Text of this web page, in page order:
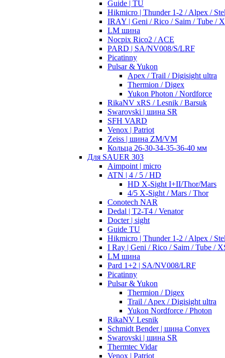
Guide | TU
Hikmicro | Thunder 1-2 / Alpex /
IRAY | Geni / Rico / Saim / Tube /
LM шина
Nocpix Rico2 / ACE
PARD | SA/NV008/S/LRF
Picatinny
Pulsar & Yukon
Apex / Trail / Digisight ultra
Thermion / Digex
Yukon Photon / Nordforce
RikaNV xRS / Lesnik / Barsuk
Swarovski | шина SR
SFH VARD
Venox | Patriot
Zeiss | шина ZM/VM
Кольца 26-30-34-35-36-40 мм
Для SAUER 303
Aimpoint | micro
ATN | 4 / 5 / HD
HD X-Sight I+II/Thor/Mars
4/5 X-Sight / Mars / Thor
Conotech NAR
Dedal | T2-T4 / Venator
Docter | sight
Guide TU
Hikmicro | Thunder 1-2 / Alpex /
I Ray | Geni / Rico / Saim / Tube /
LM шина
Pard 1+2 | SA/NV008/LRF
Picatinny
Pulsar & Yukon
Thermion / Digex
Trail / Apex / Digisight ultra
Yukon Nordforce / Photon
RikaNV Lesnik
Schmidt Bender | шина Convex
Swarovski | шина SR
Thermtec Vidar
Venox | Patriot